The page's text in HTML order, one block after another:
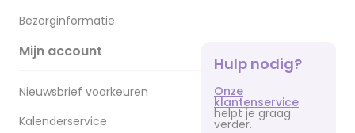
Bezorginformatie
Mijn account
Nieuwsbrief voorkeuren
Kalenderservice
Hulp nodig?
Onze
klantenservice
helpt je graag
verder.